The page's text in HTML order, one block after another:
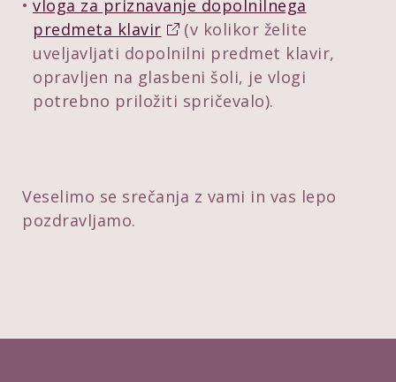
vloga za priznavanje dopolnilnega
predmeta klavir
(v kolikor želite
uveljavljati dopolnilni predmet klavir,
opravljen na glasbeni šoli, je vlogi
potrebno priložiti spričevalo).
Veselimo se srečanja z vami in vas lepo
pozdravljamo.